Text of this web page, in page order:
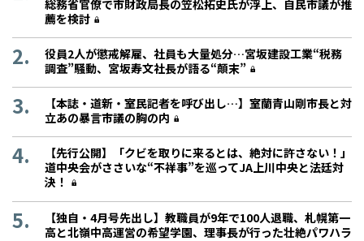
総務省官僚で市財政局長の笠松拓史氏が浮上、自民市議が推
薦を検討
役員2人が懲戒解雇、社員も大量処分…宮坂建設工業“税務
調査”騒動、宮坂寿文社長が語る“顛末”
【本誌・道新・室民記者を呼び出し…】室蘭青山剛市長と対
立あの暴言市議の胸の内
【先行公開】「クビを取りに来るとは、絶対に許さない！」
道中央会がささいな“不祥事”を巡ってJA上川中央と法廷対
決！
【独自・4月号先出し】教職員が9年で100人退職、札幌第一
高と北嶺中高運営の希望学園、理事長が行った壮絶パワハラ